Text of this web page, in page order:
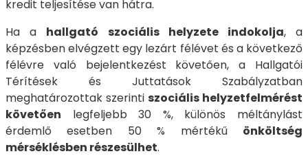
kredit teljesítése van hátra.
Ha a hallgató szociális helyzete indokolja, a
képzésben elvégzett egy lezárt félévet és a következő
félévre való bejelentkezést követően, a Hallgatói
Térítések és Juttatások Szabályzatban
meghatározottak szerinti szociális helyzetfelmérést
követően legfeljebb 30 %, különös méltánylást
érdemlő esetben 50 % mértékű önköltség
mérséklésben részesülhet.